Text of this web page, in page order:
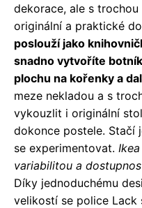
dekorace, ale s
originální a praktické
poslouží jako
snadno vytvoříte
plochu na kořenky a
meze nekladou a s
vykouzlit i originální
dokonce postele. Stačí
se experimentovat.
variabilitou a
Díky jednoduchému
velikostí se police Lack